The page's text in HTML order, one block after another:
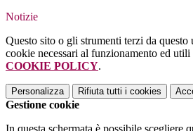
Notizie
Questo sito o gli strumenti terzi da
cookie necessari al funzionamento ed
COOKIE POLICY.
Personalizza Rifiuta tutti i cookies
Gestione cookie